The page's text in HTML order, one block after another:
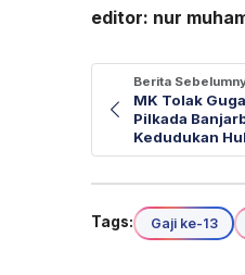
editor: nur
Berita
MK Tolak
Pilkada
Kedudukan
Tags: Gaji ke-13